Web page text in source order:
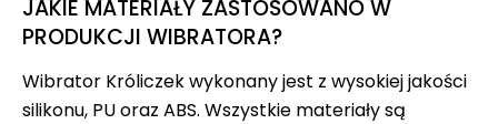
JAKIE MATERIAŁY ZASTOSOWANO W
PRODUKCJI WIBRATORA?
Wibrator Króliczek wykonany jest z wysokiej jakości
silikonu, PU oraz ABS. Wszystkie materiały są